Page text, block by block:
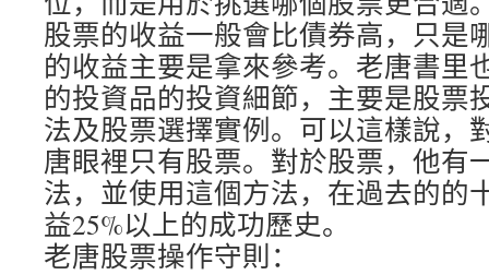
股票的收益一般會比債券高，只是
的收益主要是拿來參考。老唐書里
的投資品的投資細節，主要是股票
法及股票選擇實例。可以這樣說，
唐眼裡只有股票。對於股票，他有
法，並使用這個方法，在過去的的
益25%以上的成功歷史。
老唐股票操作守則：